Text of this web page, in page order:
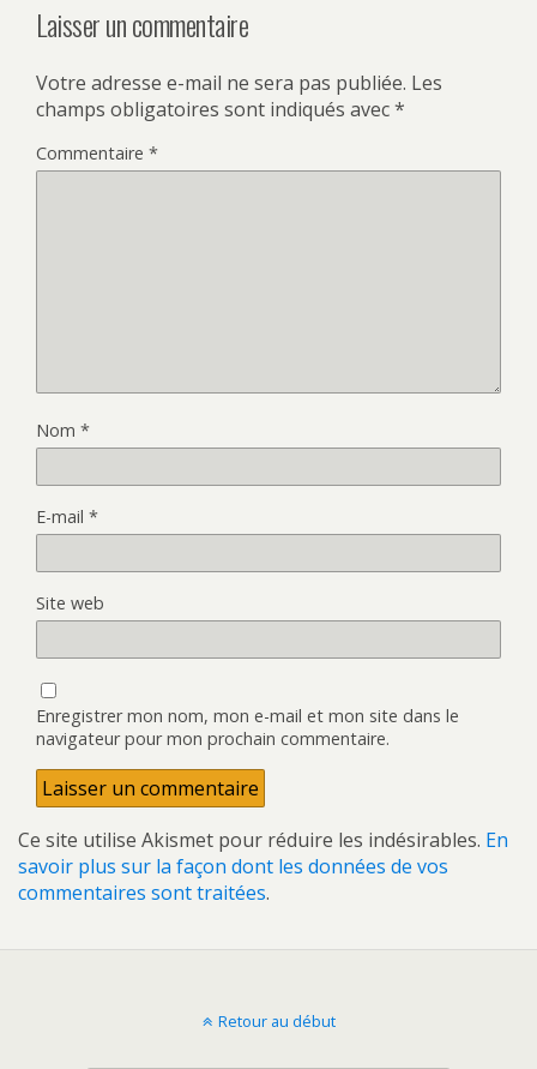
Laisser un commentaire
Votre adresse e-mail ne sera pas publiée. Les
champs obligatoires sont indiqués avec*
Commentaire *
Nom *
E-mail *
Site web
Enregistrer mon nom, mon e-mail et mon site dans le
navigateur pour mon prochain commentaire.
Ce site utilise Akismet pour réduire les indésirables. En
savoir plus sur la façon dont les données de vos
commentaires sont traitées.
Retour au début